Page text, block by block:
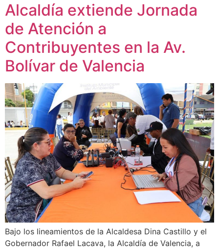
Alcaldía extiende Jornada
de Atención a
Contribuyentes en la Av.
Bolívar de Valencia
Bajo los lineamientos de la Alcaldesa Dina Castillo y el
Gobernador Rafael Lacava, la Alcaldía de Valencia, a